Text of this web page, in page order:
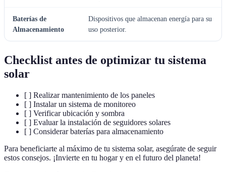
Baterías de
Almacenamiento
Dispositivos que almacenan energía para su
uso posterior.
Checklist antes de optimizar tu sistema
solar
[ ] Realizar mantenimiento de los paneles
[ ] Instalar un sistema de monitoreo
[ ] Verificar ubicación y sombra
[ ] Evaluar la instalación de seguidores solares
[ ] Considerar baterías para almacenamiento
Para beneficiarte al máximo de tu sistema solar, asegúrate de seguir
estos consejos. ¡Invierte en tu hogar y en el futuro del planeta!